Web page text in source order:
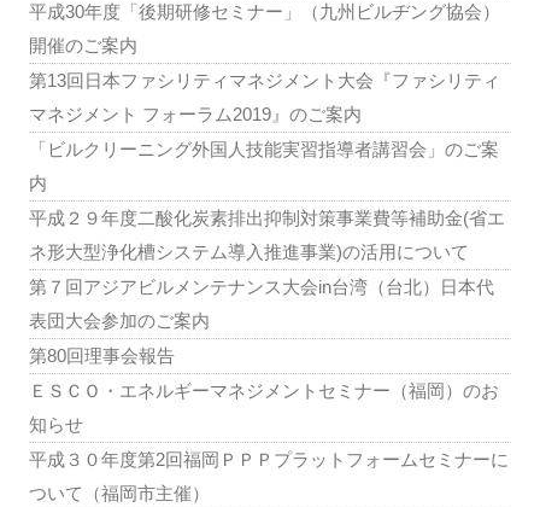
平成30年度「後期研修セミナー」（九州ビルヂング協会）
開催のご案内
第13回日本ファシリティマネジメント大会『ファシリティ
マネジメント フォーラム2019』のご案内
「ビルクリーニング外国人技能実習指導者講習会」のご案
内
平成２９年度二酸化炭素排出抑制対策事業費等補助金(省エ
ネ形大型浄化槽システム導入推進事業)の活用について
第７回アジアビルメンテナンス大会in台湾（台北）日本代
表団大会参加のご案内
第80回理事会報告
ＥＳＣＯ・エネルギーマネジメントセミナー（福岡）のお
知らせ
平成３０年度第2回福岡ＰＰＰプラットフォームセミナーに
ついて（福岡市主催）